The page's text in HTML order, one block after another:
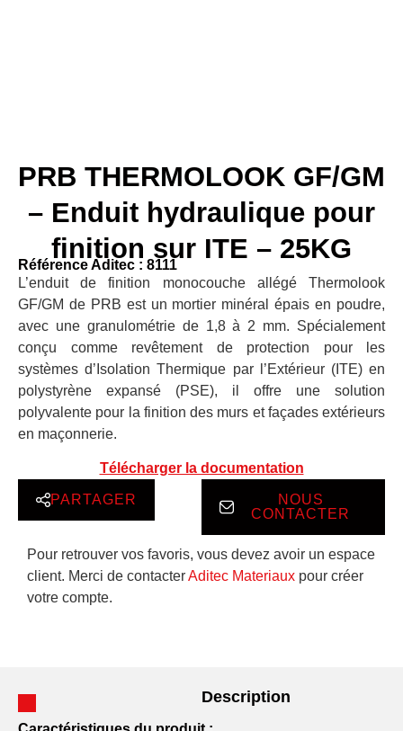
PRB THERMOLOOK GF/GM
– Enduit hydraulique pour
finition sur ITE – 25KG
Référence Aditec : 8111
L’enduit de finition monocouche allégé Thermolook
GF/GM de PRB est un mortier minéral épais en poudre,
avec une granulométrie de 1,8 à 2 mm. Spécialement
conçu comme revêtement de protection pour les
systèmes d’Isolation Thermique par l’Extérieur (ITE) en
polystyrène expansé (PSE), il offre une solution
polyvalente pour la finition des murs et façades extérieurs
en maçonnerie.
Télécharger la documentation
PARTAGER
NOUS
CONTACTER
Pour retrouver vos favoris, vous devez avoir un espace
client. Merci de contacterAditec Materiaux pour créer
votre compte.
Description